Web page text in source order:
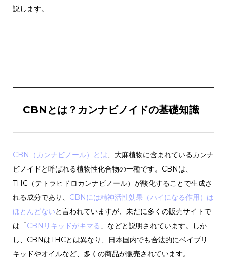
説します。
CBNとは？カンナビノイドの基礎知識
CBN（カンナビノール）とは、大麻植物に含まれているカンナ
ビノイドと呼ばれる植物性化合物の一種です。CBNは、
THC（テトラヒドロカンナビノール）が酸化することで生成さ
れる成分であり、 CBNには精神活性効果（ハイになる作用）は
ほとんどないと言われていますが、未だに多くの販売サイトで
は「CBNリキッドがキマる 」などと説明されています。しか
し、CBNはTHCとは異なり、日本国内でも合法的にベイブリ
キッドやオイルなど、多くの商品が販売されています。